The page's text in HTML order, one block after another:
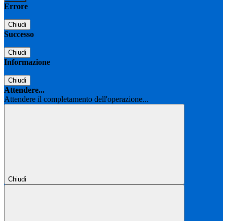
Errore
Chiudi
Successo
Chiudi
Informazione
Chiudi
Attendere...
Attendere il completamento dell'operazione...
Chiudi